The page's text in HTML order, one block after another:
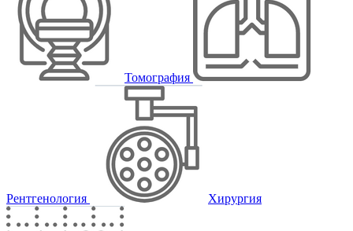
Томография
Рентгенология Хирургия